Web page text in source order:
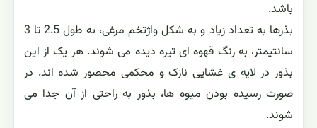
باشد.
بذرها به تعداد زیاد و به شکل واژتخم مرغی، به طول 2.5 تا 3
سانتیمتر، به رنگ قهوه ای تیره دیده می شوند. هر یک از این
بذور در لایه ی غشایی نازک و محکمی محصور شده اند. در
صورت رسیده بودن میوه ها، بذور به راحتی از آن جدا می
شوند.